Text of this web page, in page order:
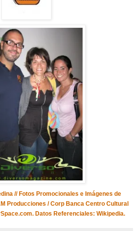
// Fotos Promocionales e Imágenes de
Producciones / Corp Banca Centro Cultural
Datos Referenciales: Wikipedia.